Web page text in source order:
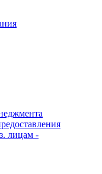
лицам -